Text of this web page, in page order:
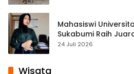
Mahasiswi
Sukabumi Raih
Pembelajaran
24 Juli 2026
Wisata